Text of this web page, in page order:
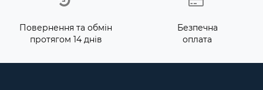
Повернення та обмін
протягом 14 днів
Безпечна
оплата